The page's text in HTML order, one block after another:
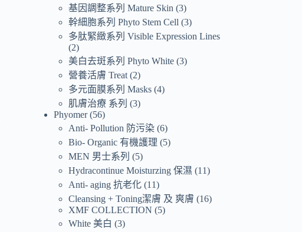
基因調整系列 Mature Skin 3
幹細胞系列 Phyto Stem Cell 3
多肽緊緻系列 Visible Expression Lines
2
美白去斑系列 Phyto White 3
營養活膚 Treat 2
多元面膜系列 Masks 4
肌膚治療 系列
3
Phyomer 56
Anti- Pollution 防污染 6
Bio- Organic 有機護理
5
MEN 男士系列
5
Hydracontinue Moisturzing 保濕
11
Anti- aging 抗老化 11
Cleansing + Toning潔膚 及 爽膚
16
XMF COLLECTION
5
White 美白
3